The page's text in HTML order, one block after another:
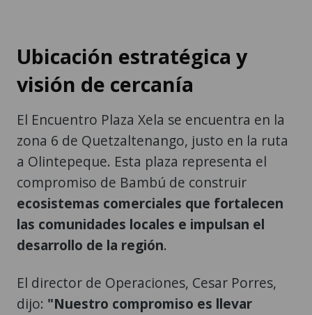
Ubicación estratégica y
visión de cercanía
El Encuentro Plaza Xela se encuentra en la
zona 6 de Quetzaltenango, justo en la ruta
a Olintepeque. Esta plaza representa el
compromiso de Bambú de construir
ecosistemas comerciales que fortalecen
las comunidades locales e impulsan el
desarrollo de la región.
El director de Operaciones, Cesar Porres,
dijo: "Nuestro compromiso es llevar